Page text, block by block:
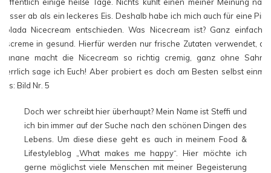
Doch wer schreibt hier überhaupt? Mein Name ist Steffi und
ich bin immer auf der Suche nach den schönen Dingen des
Lebens. Um diese diese geht es auch in meinem Food &
Lifestyleblog „ What makes me happy“. Hier möchte ich
gerne möglichst viele Menschen mit meiner Begeisterung